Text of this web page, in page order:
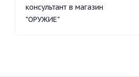
консультант в магазин
"ОРУЖИЕ"